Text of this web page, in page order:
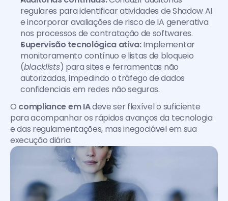
regulares para identificar atividades de Shadow AI
e incorporar avaliações de risco de IA generativa
nos processos de contratação de softwares.
Supervisão tecnológica ativa: Implementar
monitoramento contínuo e listas de bloqueio
(blacklists) para sites e ferramentas não
autorizadas, impedindo o tráfego de dados
confidenciais em redes não seguras.
O compliance em IA deve ser flexível o suficiente
para acompanhar os rápidos avanços da tecnologia
e das regulamentações, mas inegociável em sua
execução diária.